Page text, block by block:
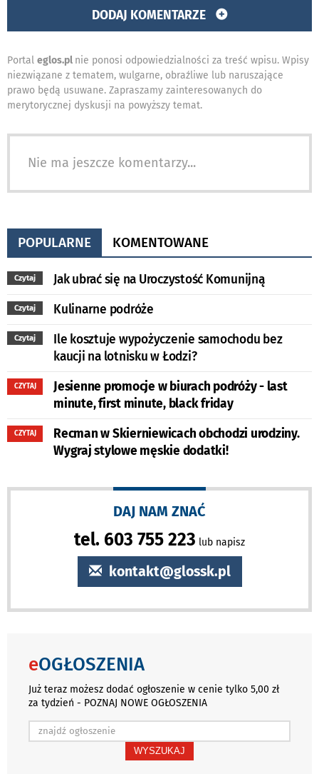
DODAJ KOMENTARZE
Portal eglos.pl nie ponosi odpowiedzialności za treść wpisu. Wpisy
niezwiązane z tematem, wulgarne, obraźliwe lub naruszające
prawo będą usuwane. Zapraszamy zainteresowanych do
merytorycznej dyskusji na powyższy temat.
Nie ma jeszcze komentarzy...
POPULARNE KOMENTOWANE
Czytaj Jak ubrać się na Uroczystość Komunijną
Czytaj Kulinarne podróże
Czytaj
Ile kosztuje wypożyczenie samochodu bez
kaucji na lotnisku w Łodzi?
CZYTAJ
Jesienne promocje w biurach podróży - last
minute, first minute, black friday
CZYTAJ
Recman w Skierniewicach obchodzi urodziny.
Wygraj stylowe męskie dodatki!
DAJ NAM ZNAĆ
tel. 603 755 223 lub napisz
kontakt@glossk.pl
eOGŁOSZENIA
Już teraz możesz dodać ogłoszenie w cenie tylko 5,00 zł
za tydzień - POZNAJ NOWE OGŁOSZENIA
WYSZUKAJ